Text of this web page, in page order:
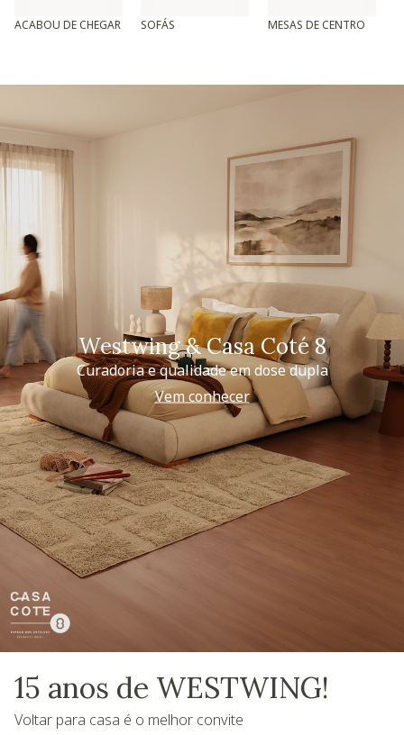
ACABOU DE CHEGAR SOFÁS MESAS DE CENTRO
Westwing & Casa Coté 8
Curadoria e qualidade em dose dupla
Vem conhecer
15 anos de WESTWING!
Voltar para casa é o melhor convite